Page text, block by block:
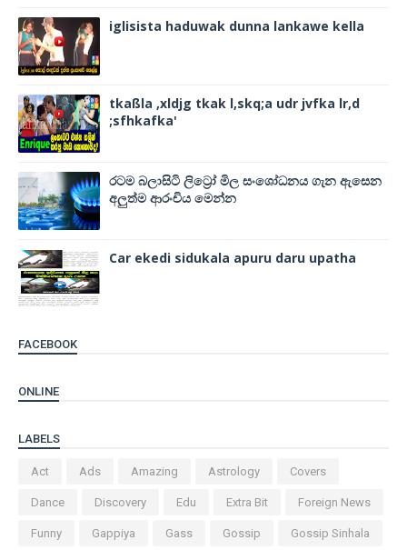
iglisista haduwak dunna lankawe kella
tkaßla ,xldjg tkak l,skq;a udr jvfka lr,d
;sfhkafka'
රටම බලාසිටි ලිට්‍රෝ මිල සංශෝධනය ගැන ඇසෙන
අලුත්ම ආරංචිය මෙන්න
Car ekedi sidukala apuru daru upatha
FACEBOOK
ONLINE
LABELS
Act Ads Amazing Astrology Covers
Dance Discovery Edu Extra Bit Foreign News
Funny Gappiya Gass Gossip Gossip Sinhala